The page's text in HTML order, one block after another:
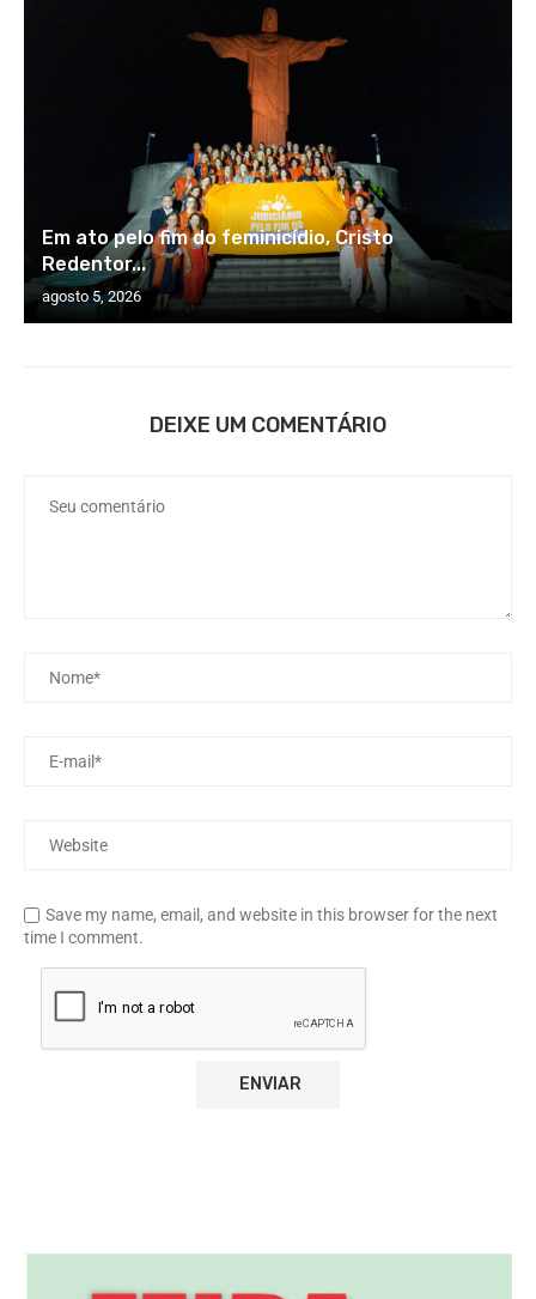
Em ato pelo fim do feminicídio, Cristo
Redentor...
agosto 5, 2026
DEIXE UM COMENTÁRIO
Save my name, email, and website in this browser for the next
time I comment.